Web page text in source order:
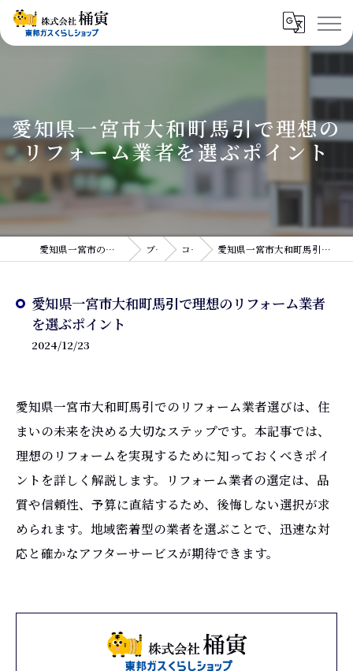
愛知県一宮市大和町馬引で理想の
リフォーム業者を選ぶポイント
愛知県一宮市のリフォームなら株式会社桶寅 ブログ コラム 愛知県一宮市大和町馬引で理想のリフォーム業者を選ぶポイント
愛知県一宮市大和町馬引で理想のリフォーム業者
を選ぶポイント
2024/12/23
愛知県一宮市大和町馬引でのリフォーム業者選びは、住
まいの未来を決める大切なステップです。本記事では、
理想のリフォームを実現するために知っておくべきポイ
ントを詳しく解説します。リフォーム業者の選定は、品
質や信頼性、予算に直結するため、後悔しない選択が求
められます。地域密着型の業者を選ぶことで、迅速な対
応と確かなアフターサービスが期待できます。